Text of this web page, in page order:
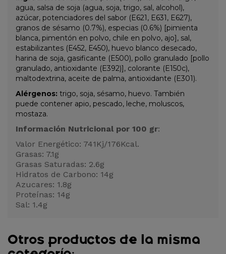
agua, salsa de soja (agua, soja, trigo, sal, alcohol),
azúcar, potenciadores del sabor (E621, E631, E627),
granos de sésamo (0.7%), especias (0.6%) [pimienta
blanca, pimentón en polvo, chile en polvo, ajo], sal,
estabilizantes (E452, E450), huevo blanco desecado,
harina de soja, gasificante (E500), pollo granulado [pollo
granulado, antioxidante (E392)], colorante (E150c),
maltodextrina, aceite de palma, antioxidante (E301).
Alérgenos: trigo, soja, sésamo, huevo. También
puede contener apio, pescado, leche, moluscos,
mostaza.
Información Nutricional por 100 gr:
Valor Energético: 741Kj/176Kcal.
Grasas: 7.1g
Grasas Saturadas: 2.6g
Hidratos de Carbono: 14g
Azucares: 1.8g
Proteínas: 14g
Sal: 1.4g
Otros productos de la misma